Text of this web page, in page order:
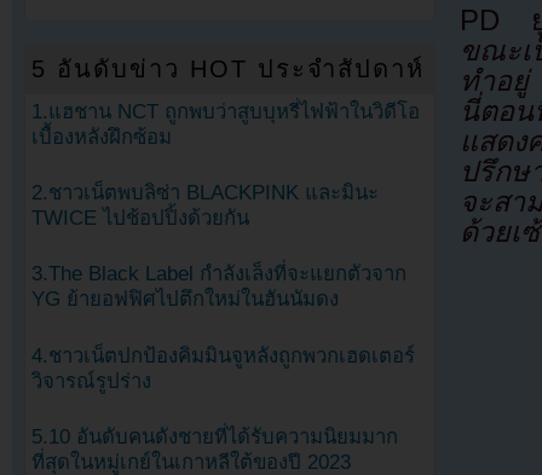
PD
ขณะเ
ทำอยู่
นี่ตอ
แสด
ปรึกษ
จะสา
ด้วยเ
5 อันดับข่าว HOT ประจำสัปดาห์
1.แฮชาน NCT ถูกพบว่าสูบบุหรี่ไฟฟ้าในวิดีโอ
เบื้องหลังฝึกซ้อม
2.ชาวเน็ตพบลิซ่า BLACKPINK และมินะ
TWICE ไปช้อปปิ้งด้วยกัน
3.The Black Label กำลังเล็งที่จะแยกตัวจาก
YG ย้ายอฟฟิศไปตึกใหม่ในฮันนัมดง
4.ชาวเน็ตปกป้องคิมมินจูหลังถูกพวกเฮดเตอร์
วิจารณ์รูปร่าง
5.10 อันดับคนดังชายที่ได้รับความนิยมมาก
ที่สุดในหมู่เกย์ในเกาหลีใต้ของปี 2023